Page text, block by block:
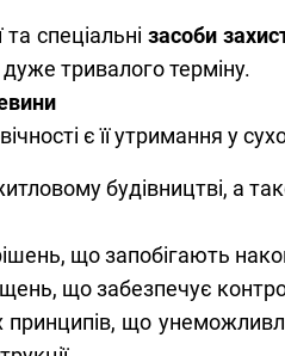
спеціальні засоби
тривалого терміну.
є її утримання у
будівництві, а
що запобігають
що забезпечує
принципів, що